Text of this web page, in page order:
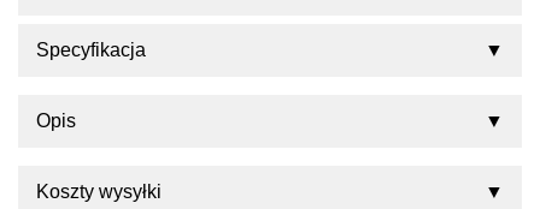
Specyfikacja
Opis
Koszty wysyłki